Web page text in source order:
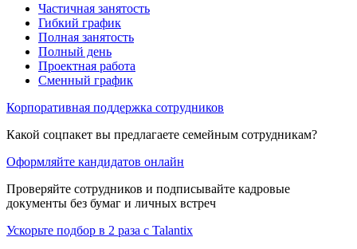
Частичная занятость
Гибкий график
Полная занятость
Полный день
Проектная работа
Сменный график
Корпоративная поддержка сотрудников
Какой соцпакет вы предлагаете семейным сотрудникам?
Оформляйте кандидатов онлайн
Проверяйте сотрудников и подписывайте кадровые
документы без бумаг и личных встреч
Ускорьте подбор в 2 раза с Talantix